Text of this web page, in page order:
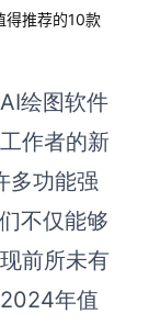
得推荐的10款
AI绘图软件
作者的新
多功能强
不仅能够
前所未有
年值